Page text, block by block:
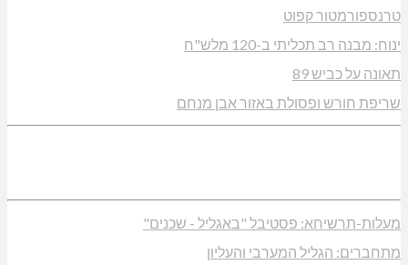
טרנספורמטור קפוט
ינוח: מבנה רב תכליתי ב-120 מלש"ח
תאונה על כביש 89
שריפת חורש ופסולת באזור אבן מנחם
מעלות-תרשיחא: פסטיבל "באגליל - שכנים"
מתחברים: הגליל המערבי והעליון